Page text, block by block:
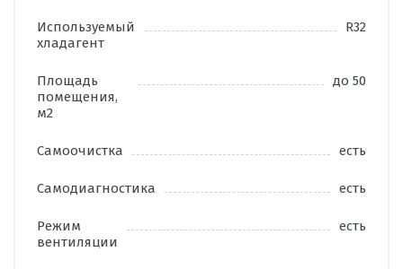
Используемый
хладагент
R32
Площадь
помещения,
м2
до 50
Самоочистка есть
Самодиагностика есть
Режим
вентиляции
есть